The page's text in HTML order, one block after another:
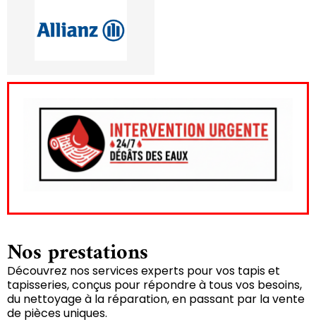
Nos prestations
Découvrez nos services experts pour vos tapis et
tapisseries, conçus pour répondre à tous vos besoins,
du nettoyage à la réparation, en passant par la vente
de pièces uniques.